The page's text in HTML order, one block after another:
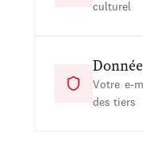
culturel
Votre e-
des tiers